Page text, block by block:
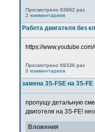
Просмотрено 63982 раз
2 комментариев
Работа двигателя без
https://
Просмотрено 69338 раз
0 комментариев
замена 3S-FSE на 3S-FE
пропущу детальную
двиготеля на 3S-FE!
Вложения